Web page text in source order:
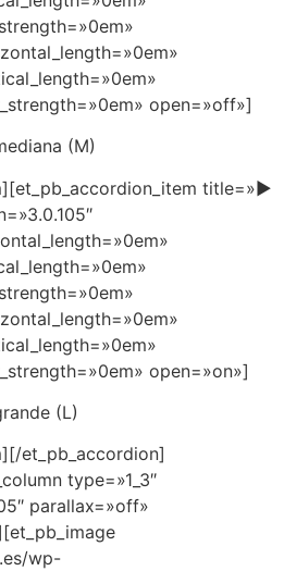
open=»off»]
(M)
title=»►
open=»on»]
(L)
et_pb_accordion]
type=»1_3″
parallax=»off»
wp-